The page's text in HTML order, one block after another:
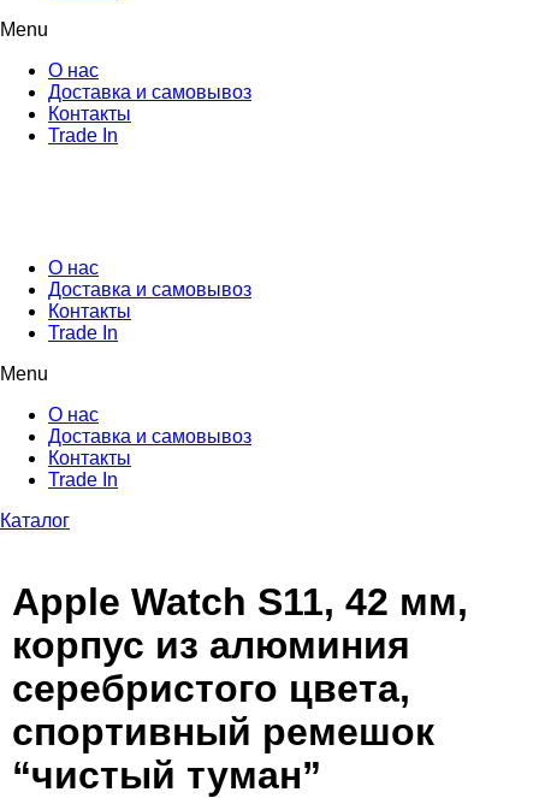
Menu
О нас
Доставка и самовывоз
Контакты
Trade In
О нас
Доставка и самовывоз
Контакты
Trade In
Menu
О нас
Доставка и самовывоз
Контакты
Trade In
Каталог
Apple Watch S11, 42 мм,
корпус из алюминия
серебристого цвета,
спортивный ремешок
“чистый туман”